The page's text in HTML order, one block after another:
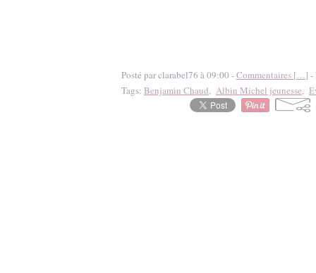
Posté par clarabel76 à 09:00 -Commentaires […] -
Tags: Benjamin Chaud, Albin Michel jeunesse,